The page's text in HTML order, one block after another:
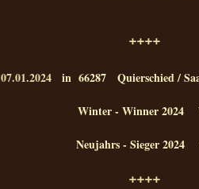
++++
07.01.2024
in 66287 Quierschied /
Winter - Winner 2024
Neujahrs - Sieger 2024
++++